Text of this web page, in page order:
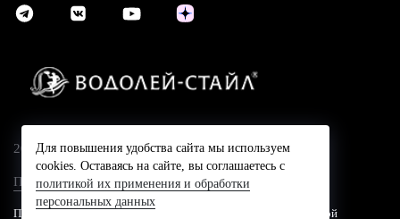
2024 © Компания Водолей-Cтайл
Политика конфидециальности
Представленные на сайте цены не являются публичной офертой
Для повышения удобства сайта мы используем
cookies. Оставаясь на сайте, вы соглашаетесь с
политикой их применения и обработки
персональных данных